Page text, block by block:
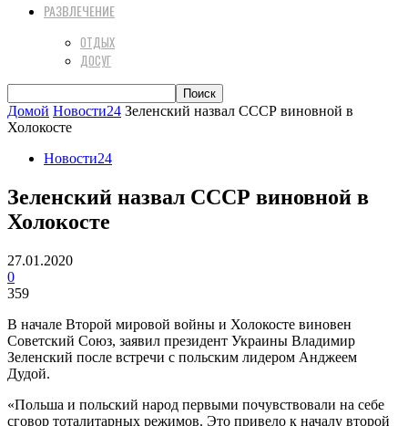
РАЗВЛЕЧЕНИЕ
ОТДЫХ
ДОСУГ
Домой Новости24 Зеленский назвал СССР виновной в
Холокосте
Новости24
Зеленский назвал СССР виновной в
Холокосте
27.01.2020
0
359
В начале Второй мировой войны и Холокосте виновен
Советский Союз, заявил президент Украины Владимир
Зеленский после встречи с польским лидером Анджеем
Дудой.
«Польша и польский народ первыми почувствовали на себе
сговор тоталитарных режимов. Это привело к началу второй